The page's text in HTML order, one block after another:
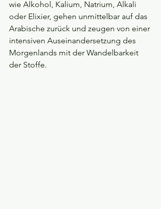
wie Alkohol, Kalium, Natrium, Alkali
oder Elixier, gehen unmittelbar auf das
Arabische zurück und zeugen von einer
intensiven Auseinandersetzung des
Morgenlands mit der Wandelbarkeit
der Stoffe.